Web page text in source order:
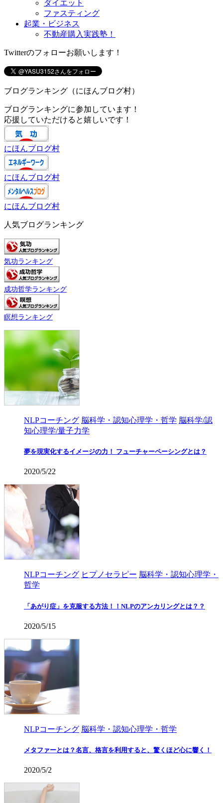
ダイエット
ファスティング
起業・ビジネス
不動産購入実践塾！
Twitterのフォローお願いします！
ブログランキング（にほんブログ村）
ブログランキングに参加しています！
応援していただけると嬉しいです！
にほんブログ村
にほんブログ村
にほんブログ村
人気ブログランキング
気功ランキング
成功哲学ランキング
瞑想ランキング
NLPコーチング 脳科学・認知心理学・哲学 脳科学/認
知心理学/量子力学
夢を現実化するイメージの力！ フューチャーペーシングとは？
2020/5/22
NLPコーチング ヒプノセラピー 脳科学・認知心理学・
哲学
「あがり症」を克服する方法！！NLPのアンカリングとは？？
2020/5/15
NLPコーチング 脳科学・認知心理学・哲学
メタファーとは？名言、格言を利用すると、驚くほど心に響く！
2020/5/2